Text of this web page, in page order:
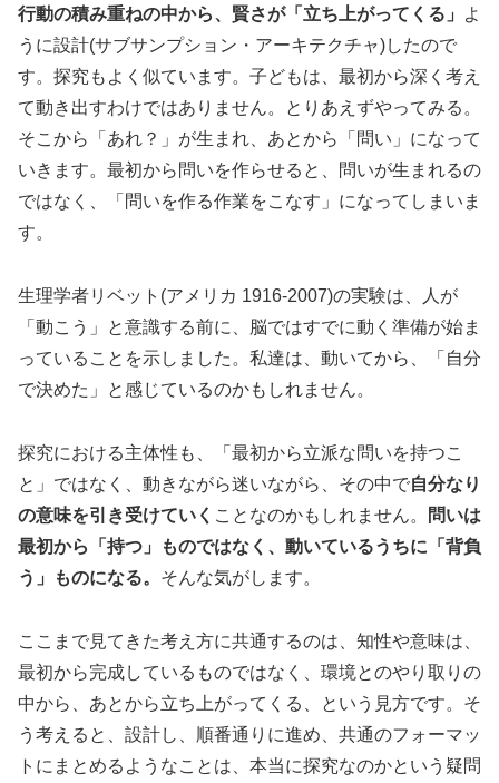
行動の積み重ねの中から、賢さが「立ち上がってくる」
よ
うに設計(サブサンプション・アーキテクチャ)したので
す。探究もよく似ています。子どもは、最初から深く考え
て動き出すわけではありません。とりあえずやってみる。
そこから「あれ？」が生まれ、あとから「問い」になって
いきます。最初から問いを作らせると、問いが生まれるの
ではなく、「問いを作る作業をこなす」になってしまいま
す。
生理学者リベット(アメリカ 1916-2007)の実験は、人が
「動こう」と意識する前に、脳ではすでに動く準備が始ま
っていることを示しました。私達は、動いてから、「自分
で決めた」と感じているのかもしれません。
探究における主体性も、「最初から立派な問いを持つこ
と」ではなく、動きながら迷いながら、その中で自分なり
の意味を引き受けていく ことなのかもしれません。
問いは
最初から「持つ」ものではなく、動いているうちに「背負
う」ものになる。 そんな気がします。
ここまで見てきた考え方に共通するのは、知性や意味は、
最初から完成しているものではなく、環境とのやり取りの
中から、あとから立ち上がってくる、という見方です。そ
う考えると、設計し、順番通りに進め、共通のフォーマッ
トにまとめるようなことは、本当に探究なのかという疑問